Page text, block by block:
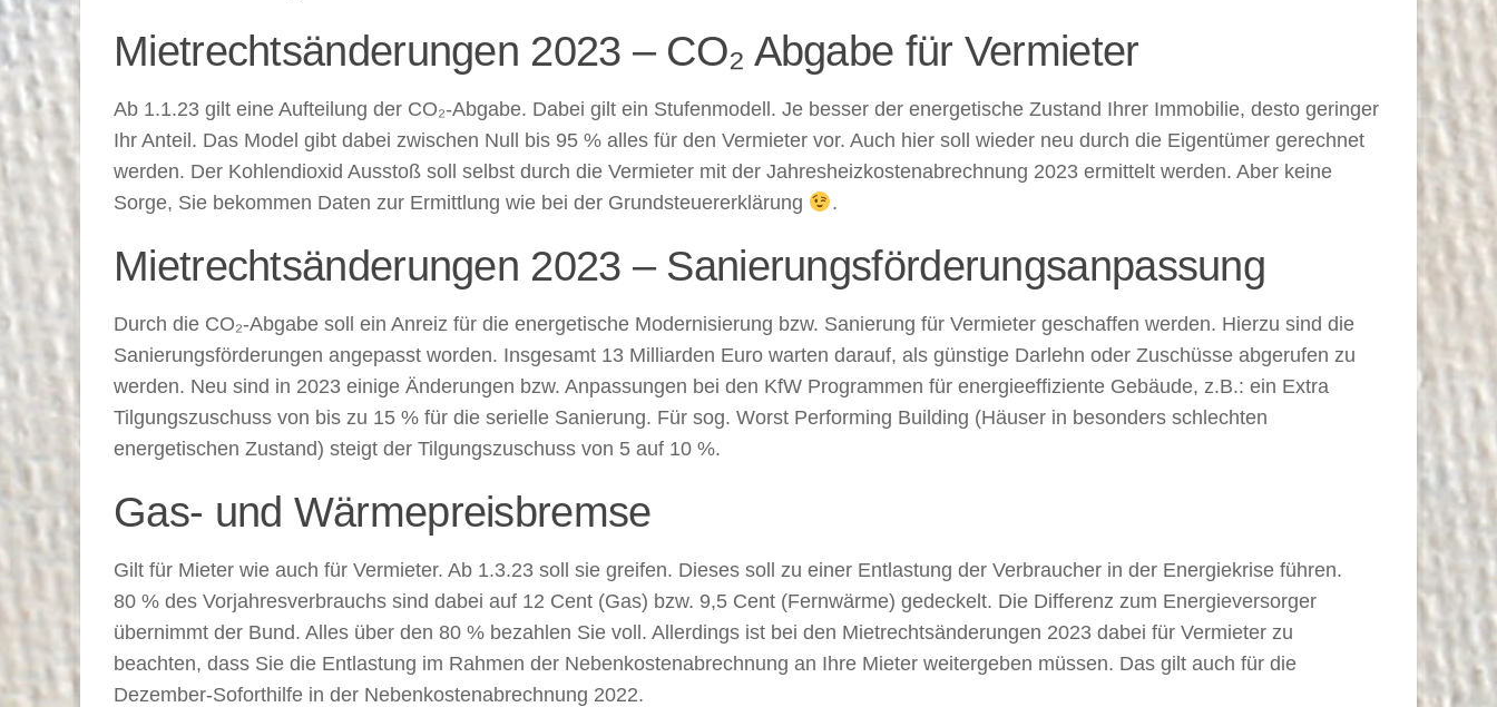
Mietrechtsänderungen 2023 – CO₂ Abgabe für Vermieter
Ab 1.1.23 gilt eine Aufteilung der CO₂-Abgabe. Dabei gilt ein Stufenmodell. Je besser der energetische Zustand Ihrer Immobilie, desto geringer
Ihr Anteil. Das Model gibt dabei zwischen Null bis 95 % alles für den Vermieter vor. Auch hier soll wieder neu durch die Eigentümer gerechnet
werden. Der Kohlendioxid Ausstoß soll selbst durch die Vermieter mit der Jahresheizkostenabrechnung 2023 ermittelt werden. Aber keine
Sorge, Sie bekommen Daten zur Ermittlung wie bei der Grundsteuererklärung
.
Mietrechtsänderungen 2023 – Sanierungsförderungsanpassung
Durch die CO₂-Abgabe soll ein Anreiz für die energetische Modernisierung bzw. Sanierung für Vermieter geschaffen werden. Hierzu sind die
Sanierungsförderungen angepasst worden. Insgesamt 13 Milliarden Euro warten darauf, als günstige Darlehn oder Zuschüsse abgerufen zu
werden. Neu sind in 2023 einige Änderungen bzw. Anpassungen bei den KfW Programmen für energieeffiziente Gebäude, z.B.: ein Extra
Tilgungszuschuss von bis zu 15 % für die serielle Sanierung. Für sog. Worst Performing Building (Häuser in besonders schlechten
energetischen Zustand) steigt der Tilgungszuschuss von 5 auf 10 %.
Gas- und Wärmepreisbremse
Gilt für Mieter wie auch für Vermieter. Ab 1.3.23 soll sie greifen. Dieses soll zu einer Entlastung der Verbraucher in der Energiekrise führen.
80 % des Vorjahresverbrauchs sind dabei auf 12 Cent (Gas) bzw. 9,5 Cent (Fernwärme) gedeckelt. Die Differenz zum Energieversorger
übernimmt der Bund. Alles über den 80 % bezahlen Sie voll. Allerdings ist bei den Mietrechtsänderungen 2023 dabei für Vermieter zu
beachten, dass Sie die Entlastung im Rahmen der Nebenkostenabrechnung an Ihre Mieter weitergeben müssen. Das gilt auch für die
Dezember-Soforthilfe in der Nebenkostenabrechnung 2022.